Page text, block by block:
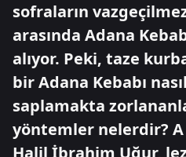
sofraların
arasında Adana
alıyor. Peki, taze
bir Adana Kebabı
saplamakta
yöntemler nelerdir?
Halil İbrahim Uğur,